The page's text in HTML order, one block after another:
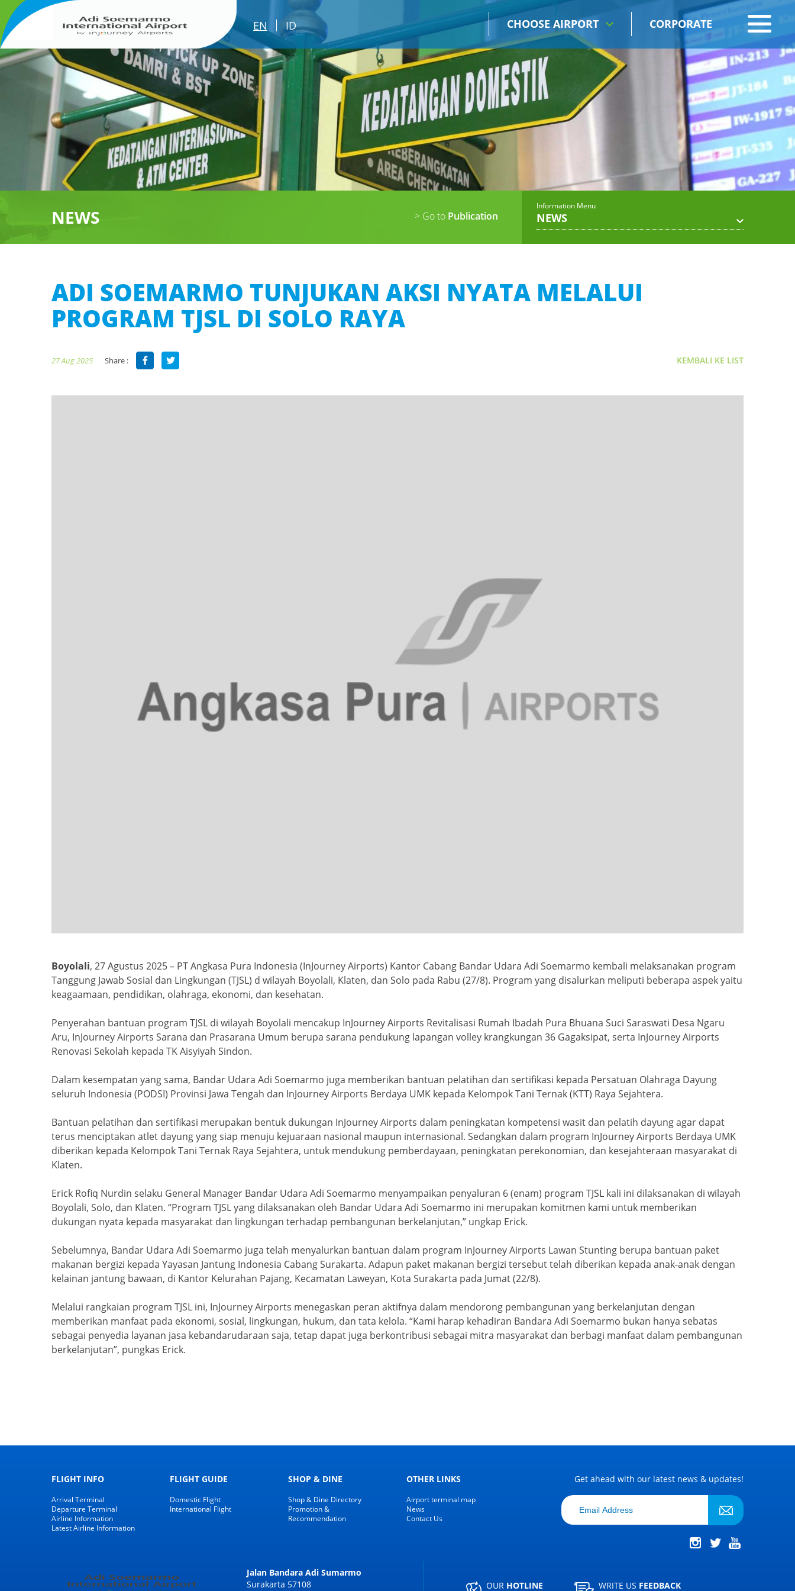
EN ID CHOOSE AIRPORT CORPORATE
NEWS > Go to Publication
Information Menu
NEWS
ADI SOEMARMO TUNJUKAN AKSI NYATA MELALUI
PROGRAM TJSL DI SOLO RAYA
27 Aug 2025 Share : KEMBALI KE LIST
Boyolali, 27 Agustus 2025 – PT Angkasa Pura Indonesia (InJourney Airports) Kantor Cabang Bandar Udara Adi Soemarmo kembali melaksanakan program
Tanggung Jawab Sosial dan Lingkungan (TJSL) d wilayah Boyolali, Klaten, dan Solo pada Rabu (27/8). Program yang disalurkan meliputi beberapa aspek yaitu
keagaamaan, pendidikan, olahraga, ekonomi, dan kesehatan.
Penyerahan bantuan program TJSL di wilayah Boyolali mencakup InJourney Airports Revitalisasi Rumah Ibadah Pura Bhuana Suci Saraswati Desa Ngaru
Aru, InJourney Airports Sarana dan Prasarana Umum berupa sarana pendukung lapangan volley krangkungan 36 Gagaksipat, serta InJourney Airports
Renovasi Sekolah kepada TK Aisyiyah Sindon.
Dalam kesempatan yang sama, Bandar Udara Adi Soemarmo juga memberikan bantuan pelatihan dan sertifikasi kepada Persatuan Olahraga Dayung
seluruh Indonesia (PODSI) Provinsi Jawa Tengah dan InJourney Airports Berdaya UMK kepada Kelompok Tani Ternak (KTT) Raya Sejahtera.
Bantuan pelatihan dan sertifikasi merupakan bentuk dukungan InJourney Airports dalam peningkatan kompetensi wasit dan pelatih dayung agar dapat
terus menciptakan atlet dayung yang siap menuju kejuaraan nasional maupun internasional. Sedangkan dalam program InJourney Airports Berdaya UMK
diberikan kepada Kelompok Tani Ternak Raya Sejahtera, untuk mendukung pemberdayaan, peningkatan perekonomian, dan kesejahteraan masyarakat di
Klaten.
Erick Rofiq Nurdin selaku General Manager Bandar Udara Adi Soemarmo menyampaikan penyaluran 6 (enam) program TJSL kali ini dilaksanakan di wilayah
Boyolali, Solo, dan Klaten. “Program TJSL yang dilaksanakan oleh Bandar Udara Adi Soemarmo ini merupakan komitmen kami untuk memberikan
dukungan nyata kepada masyarakat dan lingkungan terhadap pembangunan berkelanjutan,” ungkap Erick.
Sebelumnya, Bandar Udara Adi Soemarmo juga telah menyalurkan bantuan dalam program InJourney Airports Lawan Stunting berupa bantuan paket
makanan bergizi kepada Yayasan Jantung Indonesia Cabang Surakarta. Adapun paket makanan bergizi tersebut telah diberikan kepada anak-anak dengan
kelainan jantung bawaan, di Kantor Kelurahan Pajang, Kecamatan Laweyan, Kota Surakarta pada Jumat (22/8).
Melalui rangkaian program TJSL ini, InJourney Airports menegaskan peran aktifnya dalam mendorong pembangunan yang berkelanjutan dengan
memberikan manfaat pada ekonomi, sosial, lingkungan, hukum, dan tata kelola. “Kami harap kehadiran Bandara Adi Soemarmo bukan hanya sebatas
sebagai penyedia layanan jasa kebandarudaraan saja, tetap dapat juga berkontribusi sebagai mitra masyarakat dan berbagi manfaat dalam pembangunan
berkelanjutan”, pungkas Erick.
FLIGHT INFO
Arrival Terminal
Departure Terminal
Airline Information
Latest Airline Information
FLIGHT GUIDE
Domestic Flight
International Flight
SHOP & DINE
Shop & Dine Directory
Promotion &
Recommendation
OTHER LINKS
Airport terminal map
News
Contact Us
Get ahead with our latest news & updates!
Jalan Bandara Adi Sumarmo
Surakarta 57108
OUR HOTLINE WRITE US FEEDBACK